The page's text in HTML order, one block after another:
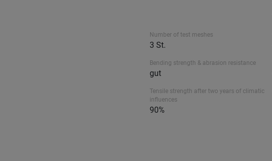
Number of test meshes
3 St.
Bending strength & abrasion resistance
gut
Tensile strength after two years of climatic
influences
90%